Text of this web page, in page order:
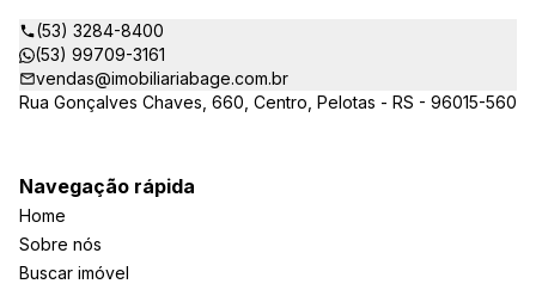
(53) 3284-8400
(53) 99709-3161
vendas@imobiliariabage.com.br
Rua Gonçalves Chaves, 660, Centro, Pelotas - RS - 96015-560
Navegação rápida
Home
Sobre nós
Buscar imóvel